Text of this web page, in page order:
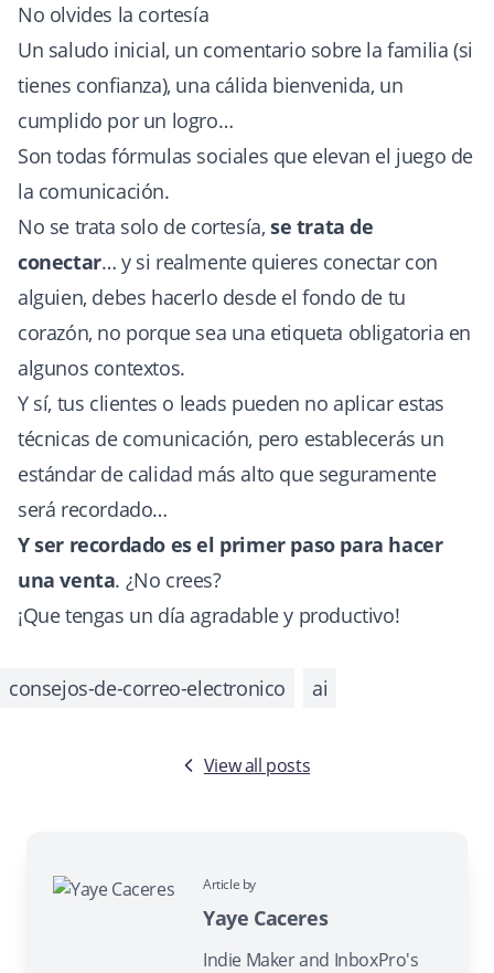
No olvides la cortesía
Un saludo inicial, un comentario sobre la familia (si
tienes confianza), una cálida bienvenida, un
cumplido por un logro…
Son todas fórmulas sociales que elevan el juego de
la comunicación.
No se trata solo de cortesía, se trata de
conectar… y si realmente quieres conectar con
alguien, debes hacerlo desde el fondo de tu
corazón, no porque sea una etiqueta obligatoria en
algunos contextos.
Y sí, tus clientes o leads pueden no aplicar estas
técnicas de comunicación, pero establecerás un
estándar de calidad más alto que seguramente
será recordado…
Y ser recordado es el primer paso para hacer
una venta. ¿No crees?
¡Que tengas un día agradable y productivo!
consejos-de-correo-electronico ai
View all posts
Article by
Yaye Caceres
Indie Maker and InboxPro's